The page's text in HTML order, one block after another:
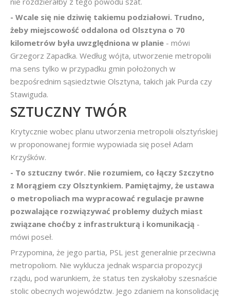
- Wcale się nie dziwię takiemu podziałowi. Trudno,
żeby miejscowość oddalona od Olsztyna o 70
kilometrów była uwzględniona w planie - mówi
Grzegorz Zapadka. Według wójta, utworzenie metropolii
ma sens tylko w przypadku gmin położonych w
bezpośrednim sąsiedztwie Olsztyna, takich jak Purda czy
Stawiguda.
SZTUCZNY TWÓR
Krytycznie wobec planu utworzenia metropolii olsztyńskiej
w proponowanej formie wypowiada się poseł Adam
Krzyśków.
- To sztuczny twór. Nie rozumiem, co łączy Szczytno
z Morągiem czy Olsztynkiem. Pamiętajmy, że ustawa
o metropoliach ma wypracować regulacje prawne
pozwalające rozwiązywać problemy dużych miast
związane choćby z infrastrukturą i komunikacją -
mówi poseł.
Przypomina, że jego partia, PSL jest generalnie przeciwna
metropoliom. Nie wyklucza jednak wsparcia propozycji
rządu, pod warunkiem, że status ten zyskałoby szesnaście
stolic obecnych województw. Jego zdaniem na konsolidację